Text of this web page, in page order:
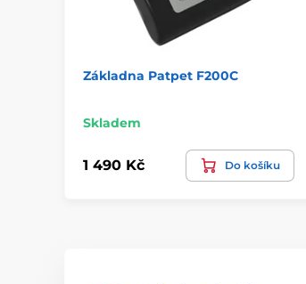
Základna Patpet F200C
Skladem
1 490 Kč Do košíku